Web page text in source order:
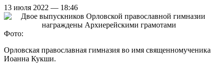
13 июля 2022 — 18:46
Фото:
Орловская православная гимназия во имя священномученика
Иоанна Кукши.